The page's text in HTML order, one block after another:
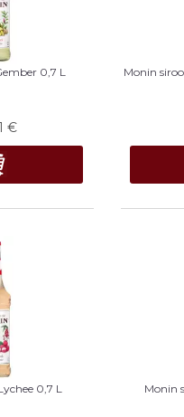
0,7 L
€
Monin
0,7 L Monin